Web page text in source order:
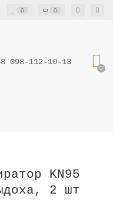
0 0
098-112-10-13
0
KN95
2 шт